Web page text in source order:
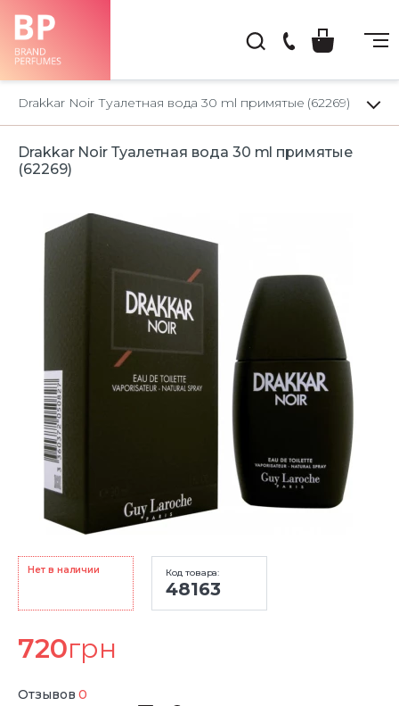
Drakkar Noir Туалетная вода 30 ml примятые (62269)
Drakkar Noir Туалетная вода 30 ml примятые
(62269)
Нет в наличии Код товара:
48163
720грн
Отзывов 0